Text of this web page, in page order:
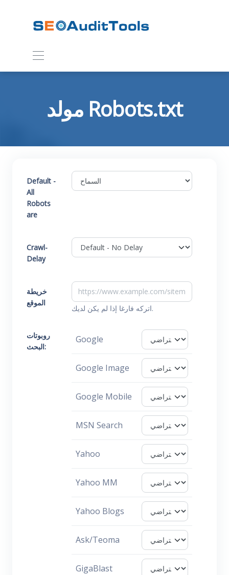
مولد Robots.txt
Default -
All
Robots
are
Crawl-
Delay
خريطة
الموقع
اتركه فارغا إذا لم يكن لديك.
روبوتات
البحث:
Google
Google Image
Google Mobile
MSN Search
Yahoo
Yahoo MM
Yahoo Blogs
Ask/Teoma
GigaBlast